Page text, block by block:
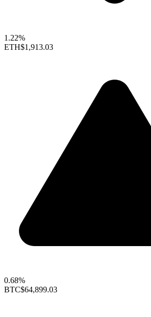
1.22%
ETH$1,913.03
0.68%
BTC$64,899.03